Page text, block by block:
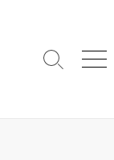
Search